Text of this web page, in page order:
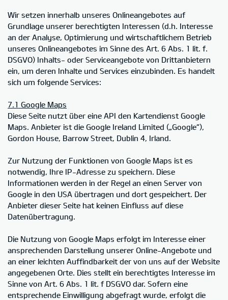
Wir setzen innerhalb unseres Onlineangebotes auf
Grundlage unserer berechtigten Interessen (d.h. Interesse
an der Analyse, Optimierung und wirtschaftlichem Betrieb
unseres Onlineangebotes im Sinne des Art. 6 Abs. 1 lit. f.
DSGVO) Inhalts- oder Serviceangebote von Drittanbietern
ein, um deren Inhalte und Services einzubinden. Es handelt
sich um folgende Services:
7.1 Google Maps
Diese Seite nutzt über eine API den Kartendienst Google
Maps. Anbieter ist die Google Ireland Limited („Google“),
Gordon House, Barrow Street, Dublin 4, Irland.
Zur Nutzung der Funktionen von Google Maps ist es
notwendig, Ihre IP-Adresse zu speichern. Diese
Informationen werden in der Regel an einen Server von
Google in den USA übertragen und dort gespeichert. Der
Anbieter dieser Seite hat keinen Einfluss auf diese
Datenübertragung.
Die Nutzung von Google Maps erfolgt im Interesse einer
ansprechenden Darstellung unserer Online-Angebote und
an einer leichten Auffindbarkeit der von uns auf der Website
angegebenen Orte. Dies stellt ein berechtigtes Interesse im
Sinne von Art. 6 Abs. 1 lit. f DSGVO dar. Sofern eine
entsprechende Einwilligung abgefragt wurde, erfolgt die